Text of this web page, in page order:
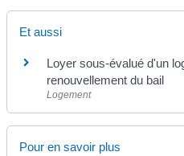
Et aussi
Loyer sous-évalué d'un
renouvellement du bail
Logement
Pour en savoir plus